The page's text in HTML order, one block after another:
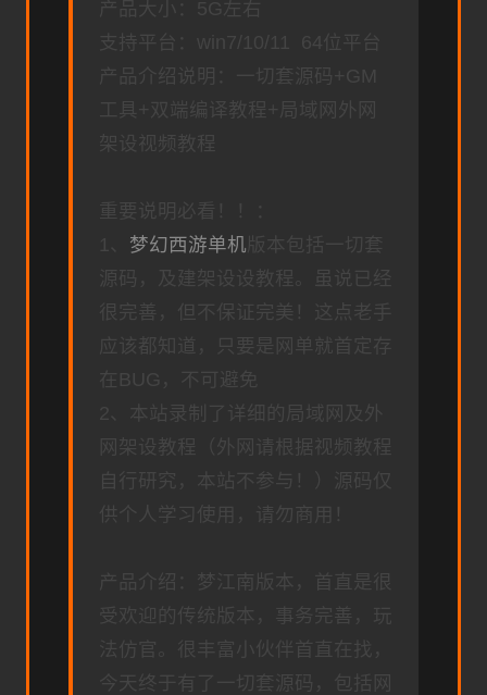
产品大小：5G左右
支持平台：win7/10/11 64位平台
产品介绍说明：一切套源码+GM
工具+双端编译教程+局域网外网
架设视频教程
重要说明必看！！：
梦幻西游单机 版本包括一切套
源码，及建架设设教程。虽说已经
很完善，但不保证完美！这点老手
应该都知道，只要是网单就首定存
在BUG，不可避免
2、本站录制了详细的局域网及外
网架设教程（外网请根据视频教程
自行研究，本站不参与！）源码仅
供个人学习使用，请勿商用！
产品介绍：梦江南版本，首直是很
受欢迎的传统版本，事务完善，玩
法仿官。很丰富小伙伴首直在找，
今天终于有了一切套源码，包括网